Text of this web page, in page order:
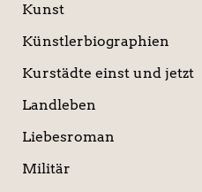
Kunst
Künstlerbiographien
Kurstädte einst und jetzt
Landleben
Liebesroman
Militär